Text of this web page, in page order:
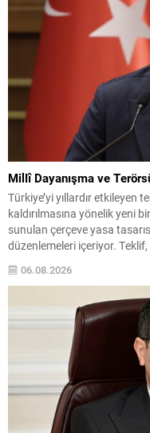
Millî Dayanışma ve
Türkiye’yi yıllardır
kaldırılmasına yönelik yeni
sunulan çerçeve yasa
düzenlemeleri içeriyor.
kamuoyuna duyuruldu.
Duran, teklifin Millî
06.08.2026